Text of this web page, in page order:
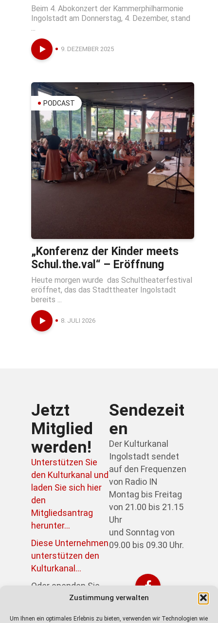
Zustimmung verwalten
Um Ihnen ein optimales Erlebnis zu bieten, verwenden wir Technologien wie
Beim 4. Abokonzert der Kammerphilharmonie
Ingolstadt am Donnerstag, 4. Dezember, stand
...
9. DEZEMBER 2025
PODCAST
„Konferenz der Kinder meets
Schul.the.val“ – Eröffnung
Heute morgen wurde das Schultheaterfestival
eröffnet, das das Stadttheater Ingolstadt
bereits ...
8. JULI 2026
Jetzt
Mitglied
werden!
Unterstützen Sie
den Kulturkanal und
laden Sie sich hier
den
Mitgliedsantrag
herunter...
Diese Unternehmen
unterstützen den
Kulturkanal...
Oder spenden Sie
direkt über PayPal:
Sendezeit
en
Der Kulturkanal
Ingolstadt sendet
auf den Frequenzen
von Radio IN
Montag bis Freitag
von 21.00 bis 21.15
Uhr
und Sonntag von
09.00 bis 09.30 Uhr.